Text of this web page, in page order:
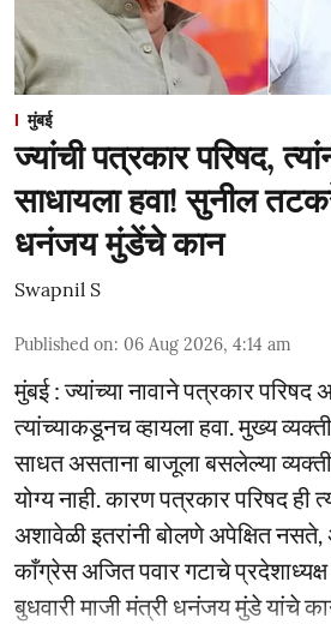
मुंबई
ज्यांची पत्रकार परिषद,
साधायला हवा! सुनील
धनंजय मुंडेंचे कान
Swapnil S
Published on: 06 Aug 2026, 4:14 am
मुंबई : ज्यांच्या नावाने पत्रकार परिषद
त्यांच्याकडूनच व्हायला हवा. मुख्य
साधत असताना बाजूला बसलेल्या
योग्य नाही. कारण पत्रकार परिषद ही
अशावेळी इतरांनी बोलणे अपेक्षित नसते,
काँग्रेस अजित पवार गटाचे
बुधवारी माजी मंत्री धनंजय मुंडे यांचे